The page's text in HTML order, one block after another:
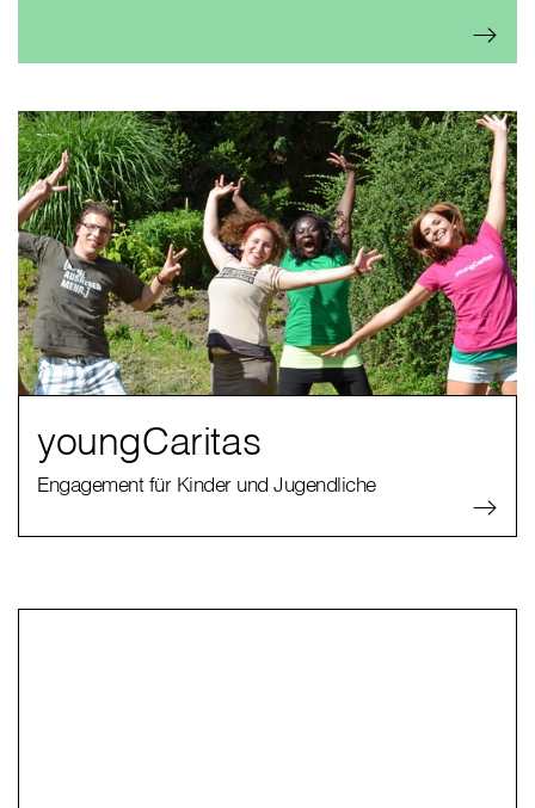
youngCaritas
Engagement für Kinder und Jugendliche